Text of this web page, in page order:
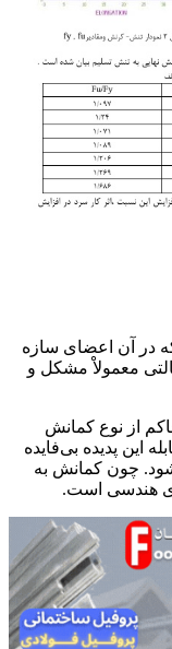
در آن اعضای سازه
معمولاْ مشکل و
از نوع کمانش
این پدیده بی‌فایده
و بی سبب باعث بالا رفتن هزینه می٬شود. چون کمانش به
هندسی است.